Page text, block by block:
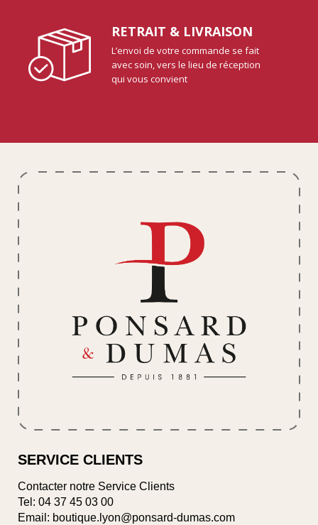
RETRAIT & LIVRAISON
L’envoi de votre commande se fait
avec soin, vers le lieu de réception
qui vous convient
SERVICE CLIENTS
Contacter notre Service Clients
Tel: 04 37 45 03 00
Email: boutique.lyon@ponsard-dumas.com